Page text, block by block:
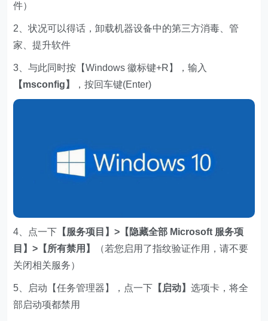
件）
2、状况可以得话，卸载机器设备中的第三方消毒、管
家、提升软件
3、与此同时按【Windows 徽标键+R】，输入
【msconfig】
，按回车键(Enter)
4、点一下 【服务项目】>【隐藏全部 Microsoft 服务项
目】>【所有禁用】
（若您启用了指纹验证作用，请不要
关闭相关服务）
5、启动【任务管理器】，点一下 【启动】选项卡，将全
部启动项都禁用